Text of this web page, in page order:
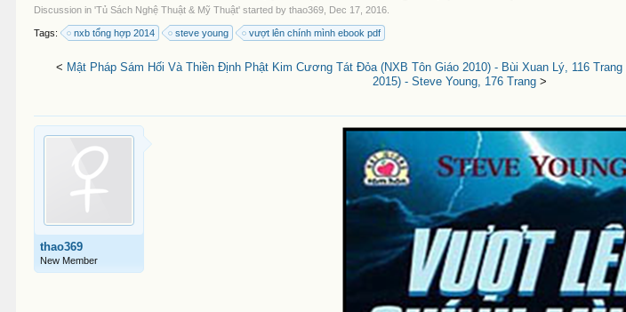
Discussion in 'Tủ Sách Nghệ Thuật & Mỹ Thuật' started bythao369 Dec 17, 2016
Tags: nxb tổng hợp 2014 steve young vượt lên chính mình ebook pdf
< Mật Pháp Sám Hối Và Thiền Định Phật Kim Cương Tát Đỏa (NXB Tôn Giáo 2010) - Bùi Xuan Lý, 116 Trang|
2015) - Steve Young, 176 Trang >
thao369
New Member